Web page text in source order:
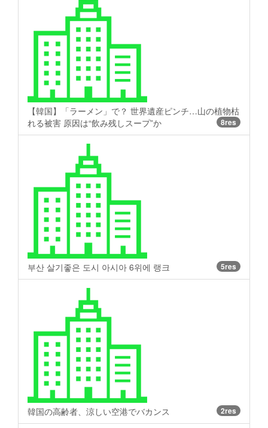
【韓国】「ラーメン」で？ 世界遺産ピンチ…山の植物枯
れる被害 原因は“飲み残しスープ”か
8res
부산 살기좋은 도시 아시아 6위에 랭크 5res
韓国の高齢者、涼しい空港でバカンス 2res